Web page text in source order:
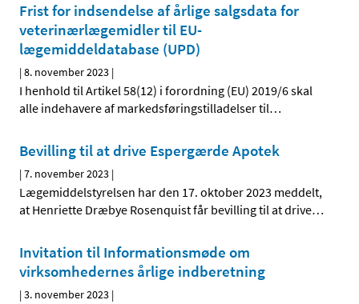
Frist for indsendelse af årlige salgsdata for
veterinærlægemidler til EU-
lægemiddeldatabase (UPD)
|8. november 2023 |
I henhold til Artikel 58(12) i forordning (EU) 2019/6 skal
alle indehavere af markedsføringstilladelser til…
Bevilling til at drive Espergærde Apotek
|7. november 2023 |
Lægemiddelstyrelsen har den 17. oktober 2023 meddelt,
at Henriette Dræbye Rosenquist får bevilling til at drive…
Invitation til Informationsmøde om
virksomhedernes årlige indberetning
|3. november 2023 |